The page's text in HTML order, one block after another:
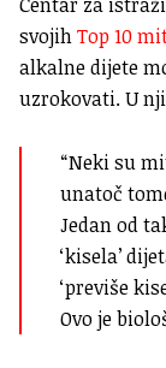
Centar za
svojihTop 10
alkalne dijete
uzrokovati. U
“Neki su
unatoč
Jedan od
‘kisela’
‘previše
Ovo je